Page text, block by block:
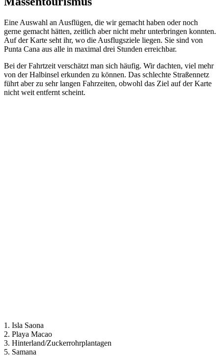
Eine Auswahl an Ausflügen, die wir gemacht haben oder noch
gerne gemacht hätten, zeitlich aber nicht mehr unterbringen konnten.
Auf der Karte seht ihr, wo die Ausflugsziele liegen. Sie sind von
Punta Cana aus alle in maximal drei Stunden erreichbar.
Bei der Fahrtzeit verschätzt man sich häufig. Wir dachten, viel mehr
von der Halbinsel erkunden zu können. Das schlechte Straßennetz
führt aber zu sehr langen Fahrzeiten, obwohl das Ziel auf der Karte
nicht weit entfernt scheint.
1. Isla Saona
2. Playa Macao
3. Hinterland/Zuckerrohrplantagen
5. Samana